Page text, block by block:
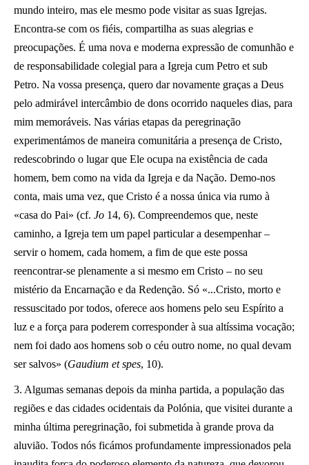
mundo inteiro, mas ele mesmo pode visitar as suas Igrejas.
Encontra-se com os fiéis, compartilha as suas alegrias e
preocupações. É uma nova e moderna expressão de comunhão e
de responsabilidade colegial para a Igreja cum Petro et sub
Petro. Na vossa presença, quero dar novamente graças a Deus
pelo admirável intercâmbio de dons ocorrido naqueles dias, para
mim memoráveis. Nas várias etapas da peregrinação
experimentámos de maneira comunitária a presença de Cristo,
redescobrindo o lugar que Ele ocupa na existência de cada
homem, bem como na vida da Igreja e da Nação. Demo-nos
conta, mais uma vez, que Cristo é a nossa única via rumo à
«casa do Pai» (cf. Jo 14, 6). Compreendemos que, neste
caminho, a Igreja tem um papel particular a desempenhar –
servir o homem, cada homem, a fim de que este possa
reencontrar-se plenamente a si mesmo em Cristo – no seu
mistério da Encarnação e da Redenção. Só «...Cristo, morto e
ressuscitado por todos, oferece aos homens pelo seu Espírito a
luz e a força para poderem corresponder à sua altíssima vocação;
nem foi dado aos homens sob o céu outro nome, no qual devam
ser salvos» (Gaudium et spes, 10).
3. Algumas semanas depois da minha partida, a população das
regiões e das cidades ocidentais da Polónia, que visitei durante a
minha última peregrinação, foi submetida à grande prova da
aluvião. Todos nós ficámos profundamente impressionados pela